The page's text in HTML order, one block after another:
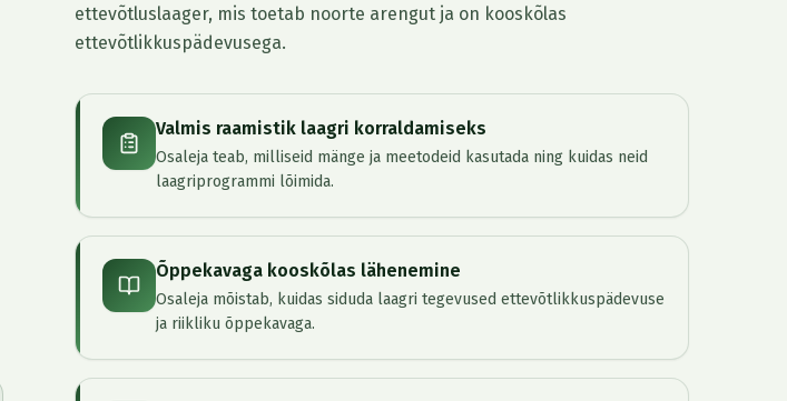
ettevõtluslaager, mis toetab noorte arengut ja on kooskõlas
ettevõtlikkuspädevusega.
Valmis raamistik laagri korraldamiseks
Osaleja teab, milliseid mänge ja meetodeid kasutada ning kuidas neid
laagriprogrammi lõimida.
Õppekavaga kooskõlas lähenemine
Osaleja mõistab, kuidas siduda laagri tegevused ettevõtlikkuspädevuse
ja riikliku õppekavaga.